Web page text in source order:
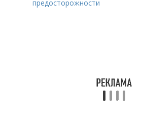
предосторожности